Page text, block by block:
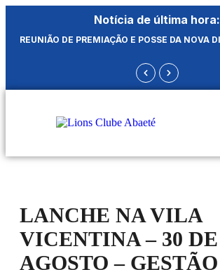
Notícia de última hora:
LANCHE NA VILA
VICENTINA – 30 DE
AGOSTO – GESTÃO